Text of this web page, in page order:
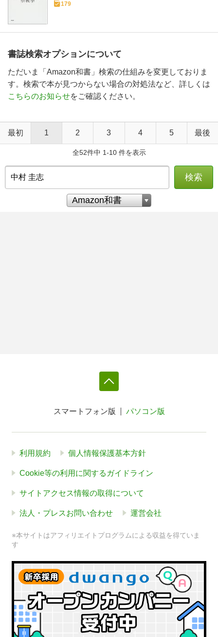
179
書誌検索オプションについて
ただいま「Amazon和書」検索の仕組みを変更しておりま
す。検索で本が見つからない場合の対処法など、詳しくは
こちらのお知らせをご確認ください。
最初 1 2 3 4 5 最後
全52件中 1-10 件を表示
検索
スマートフォン版 パソコン版
利用規約 個人情報保護基本方針
Cookie等の利用に関するガイドライン
サイトアクセス情報の取得について
法人・プレスお問い合わせ 運営会社
※本サイトはアフィリエイトプログラムによる収益を得ていま
す